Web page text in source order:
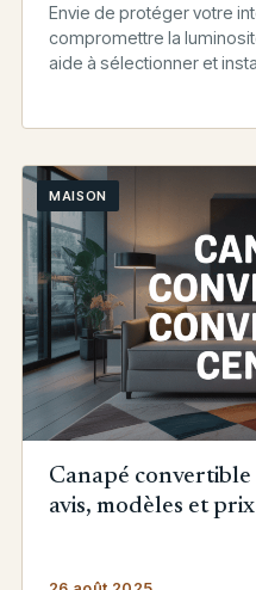
Envie de protéger votre
compromettre la
aide à sélectionner et
MAISON
Canapé
avis, modèles et